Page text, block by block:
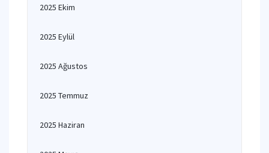
2025 Ekim
2025 Eylül
2025 Ağustos
2025 Temmuz
2025 Haziran